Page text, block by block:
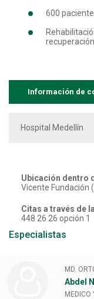
600
Información de
Hospital Medellín
Ubicación dentro
Vicente Fundación
Citas a través de
448 26 26 opción 1
Especialistas
MD.
Abdel
MEDICO